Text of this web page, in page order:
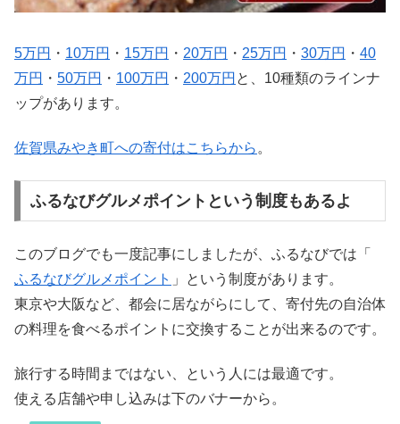
5万円 ・ 10万円 ・ 15万円 ・ 20万円 ・ 25万円 ・ 30万円 ・ 40
万円 ・ 50万円 ・ 100万円 ・ 200万円 と、10種類のラインナ
ップがあります。
佐賀県みやき町への寄付はこちらから 。
ふるなびグルメポイントという制度もあるよ
このブログでも一度記事にしましたが、ふるなびでは「
ふるなびグルメポイント 」という制度があります。
東京や大阪など、都会に居ながらにして、寄付先の自治体
の料理を食べるポイントに交換することが出来るのです。
旅行する時間まではない、という人には最適です。
使える店舗や申し込みは下のバナーから。